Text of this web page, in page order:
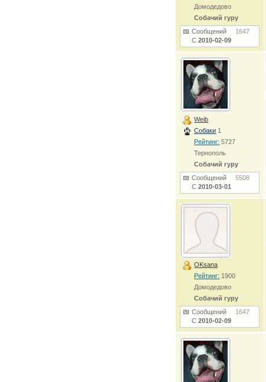
Домодедово
Собачий гуру
Сообщений 1647
С2010-02-09
Weib
Собаки 1
Рейтинг: 5727
Тернополь
Собачий гуру
Сообщений5508
С2010-03-01
OKsana
Рейтинг: 1900
Домодедово
Собачий гуру
Сообщений 1647
С2010-02-09